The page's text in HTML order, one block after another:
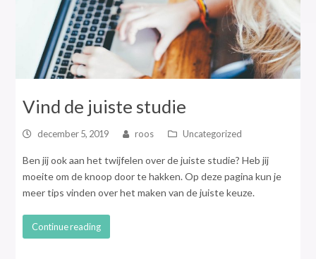
Vind de juiste studie
december 5, 2019 roos Uncategorized
Ben jij ook aan het twijfelen over de juiste studie? Heb jij
moeite om de knoop door te hakken. Op deze pagina kun je
meer tips vinden over het maken van de juiste keuze.
Continue reading